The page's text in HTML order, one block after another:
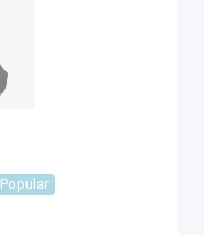
Popular